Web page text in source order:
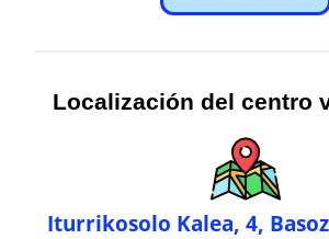
Localización del centro
Iturrikosolo Kalea, 4,